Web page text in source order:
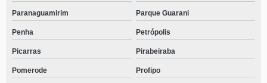
Paranaguamirim Parque Guarani
Penha Petrópolis
Picarras Pirabeiraba
Pomerode Profipo